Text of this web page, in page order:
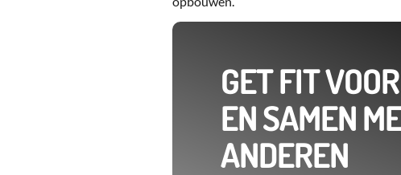
GET FIT
EN SAMEN
ANDEREN